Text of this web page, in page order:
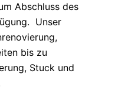
Abschluss des
Unser
bis zu
Stuck und